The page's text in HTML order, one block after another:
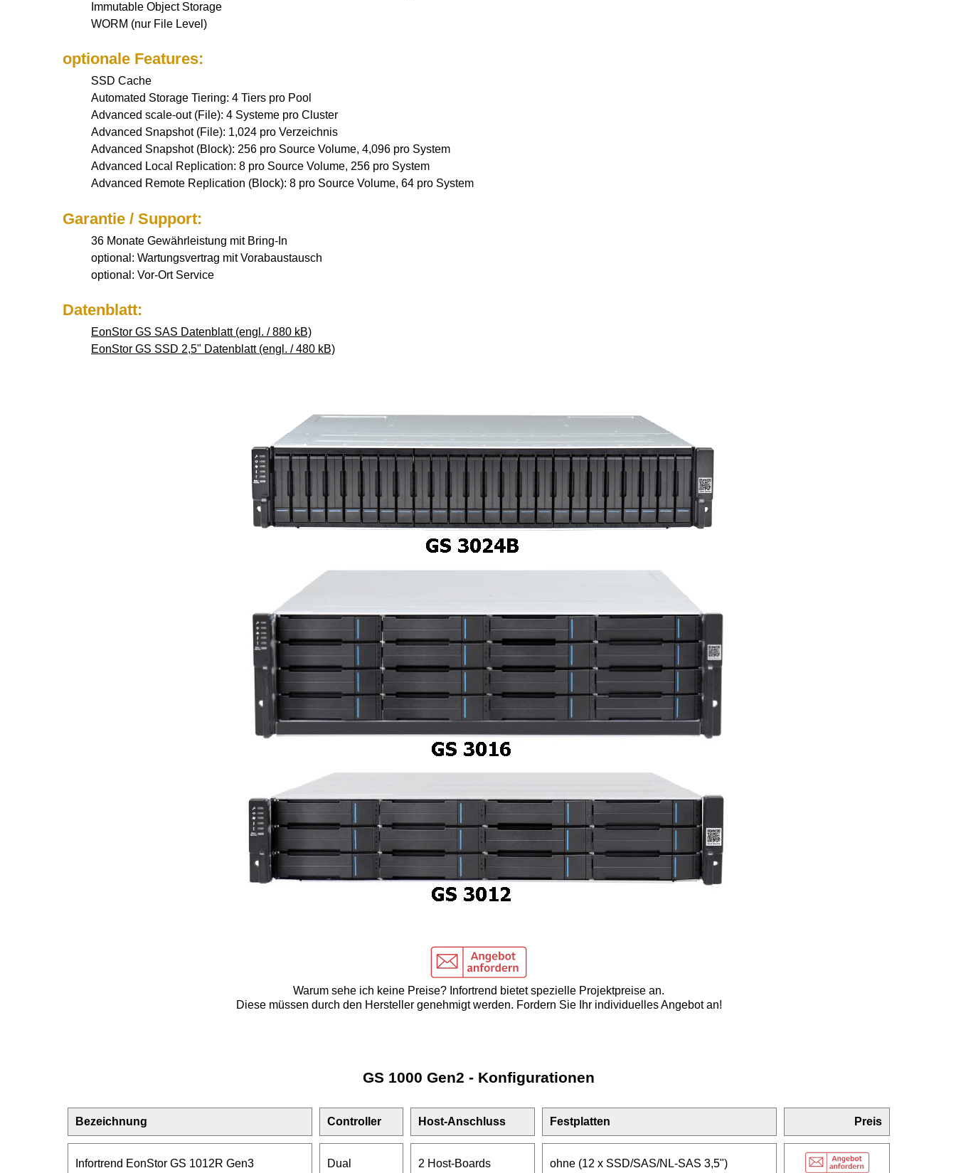
Immutable Object Storage
WORM (nur File Level)
optionale Features:
SSD Cache
Automated Storage Tiering: 4 Tiers pro Pool
Advanced scale-out (File): 4 Systeme pro Cluster
Advanced Snapshot (File): 1,024 pro Verzeichnis
Advanced Snapshot (Block): 256 pro Source Volume, 4,096 pro System
Advanced Local Replication: 8 pro Source Volume, 256 pro System
Advanced Remote Replication (Block): 8 pro Source Volume, 64 pro System
Garantie / Support:
36 Monate Gewährleistung mit Bring-In
optional: Wartungsvertrag mit Vorabaustausch
optional: Vor-Ort Service
Datenblatt:
EonStor GS SAS Datenblatt (engl. / 880 kB)
EonStor GS SSD 2,5" Datenblatt (engl. / 480 kB)
Warum sehe ich keine Preise? Infortrend bietet spezielle Projektpreise an.
Diese müssen durch den Hersteller genehmigt werden. Fordern Sie Ihr individuelles Angebot an!
GS 1000 Gen2 - Konfigurationen
Bezeichnung Controller Host-Anschluss Festplatten Preis
Infortrend EonStor GS 1012R Gen3 Dual 2 Host-Boards ohne (12 x SSD/SAS/NL-SAS 3,5")